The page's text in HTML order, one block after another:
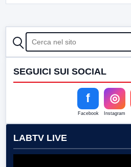
CERCA
SEGUICI SUI SOCIAL
f
Facebook
◎
Instagram
LABTV LIVE